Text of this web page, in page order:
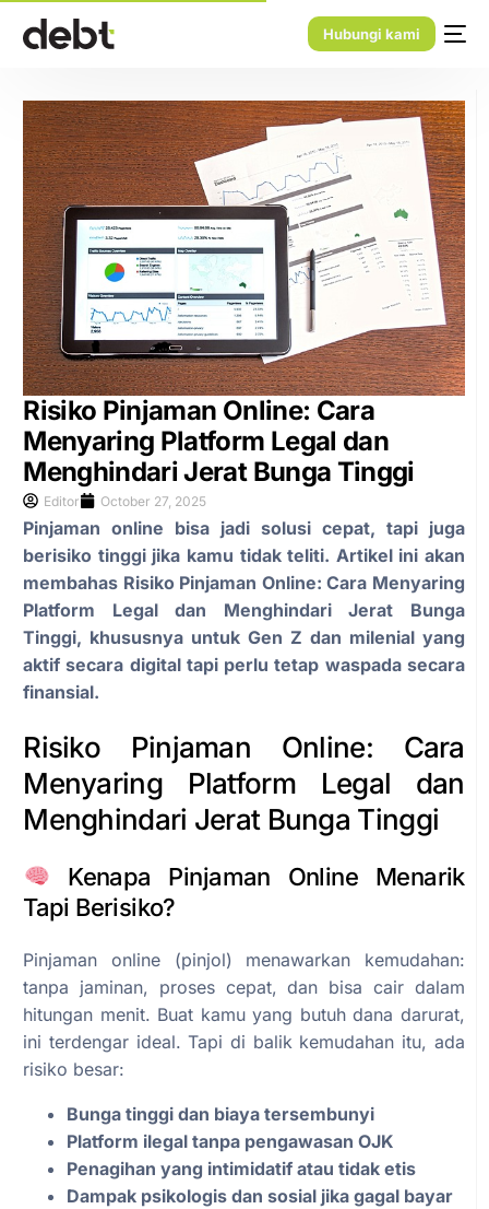
Hubungi kami
Risiko Pinjaman Online: Cara
Menyaring Platform Legal dan
Menghindari Jerat Bunga Tinggi
Editor October 27, 2025
Pinjaman online bisa jadi solusi cepat, tapi juga
berisiko tinggi jika kamu tidak teliti. Artikel ini akan
membahas Risiko Pinjaman Online: Cara Menyaring
Platform Legal dan Menghindari Jerat Bunga
Tinggi, khususnya untuk Gen Z dan milenial yang
aktif secara digital tapi perlu tetap waspada secara
finansial.
Risiko Pinjaman Online: Cara
Menyaring Platform Legal dan
Menghindari Jerat Bunga Tinggi
Kenapa Pinjaman Online Menarik
Tapi Berisiko?
Pinjaman online (pinjol) menawarkan kemudahan:
tanpa jaminan, proses cepat, dan bisa cair dalam
hitungan menit. Buat kamu yang butuh dana darurat,
ini terdengar ideal. Tapi di balik kemudahan itu, ada
risiko besar:
Bunga tinggi dan biaya tersembunyi
Platform ilegal tanpa pengawasan OJK
Penagihan yang intimidatif atau tidak etis
Dampak psikologis dan sosial jika gagal bayar